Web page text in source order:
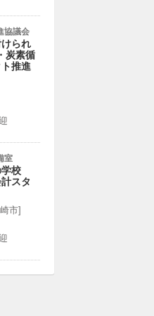
協議会
られ
炭素循
推進
室
校
スタ
市]